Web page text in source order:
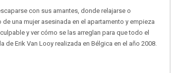
con sus amantes, donde relajarse o
una mujer asesinada en el apartamento y empieza
y ver cómo se las arreglan para que todo el
Erik Van Looy realizada en Bélgica en el año 2008.